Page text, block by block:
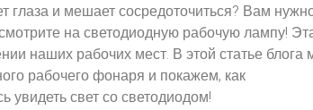
глаза и мешает сосредоточиться? Вам
на светодиодную рабочую лампу!
наших рабочих мест. В этой статье блога
рабочего фонаря и покажем, как
увидеть свет со светодиодом!